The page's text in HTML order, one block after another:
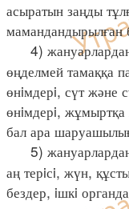
асыратын заңды
4)
өңделмей тамаққа
өнiмдерi, сүт және
өнiмдерi,
бал ара
5) жануарлардан
аң терiсi, жүн,
бездер, iшкi